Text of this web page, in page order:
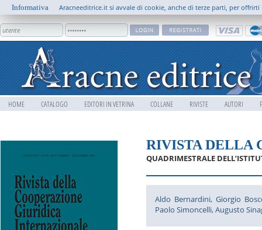
HOME CATALOGO EDITORI IN VETRINA COLLANE RIVISTE AUTORI
RIVISTA DELLA
QUADRIMESTRALE
Aldo Bernardini,Giorgio
Paolo Simoncelli,Augusto
Informativa Aracneeditrice.it si avvale di cookie, anche di terze parti, per